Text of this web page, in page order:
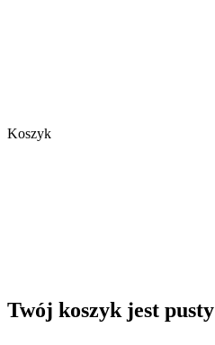
Koszyk
Twój koszyk jest pusty